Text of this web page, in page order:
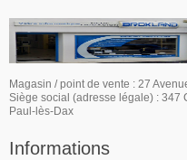
Magasin / point de vente : 27
Siège social (adresse légale) : 347
Paul-lès-Dax
Informations